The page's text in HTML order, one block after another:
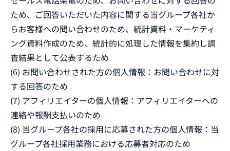
ため、ご回答いただいた内容に関する当グループ各社か
らお客様への問い合わせのため、統計資料・マーケティ
ング資料作成のため、統計的に処理した情報を集約し調
査結果として公表するため
(6) お問い合わせされた方の個人情報：お問い合わせに対
する回答のため
(7) アフィリエイターの個人情報：アフィリエイターへの
連絡や報酬支払いのため
(8) 当グループ各社の採用に応募された方の個人情報：当
グループ各社採用業務における応募者対応のため